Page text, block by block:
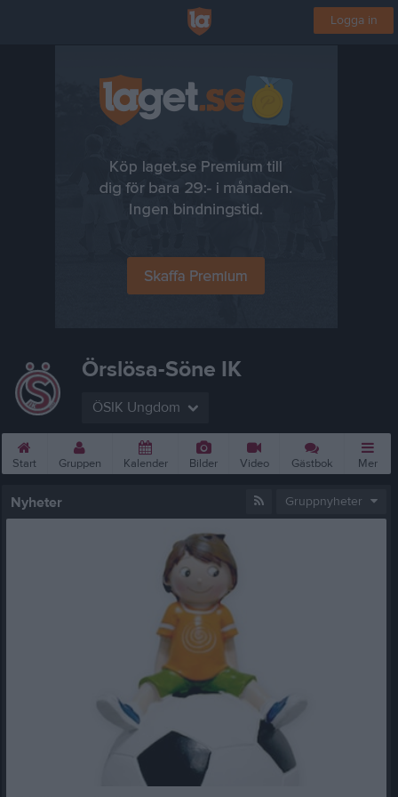
Logga in
Örslösa-Söne IK
ÖSIK Ungdom
Start Gruppen Kalender Bilder Video Gästbok Mer
Nyheter Gruppnyheter